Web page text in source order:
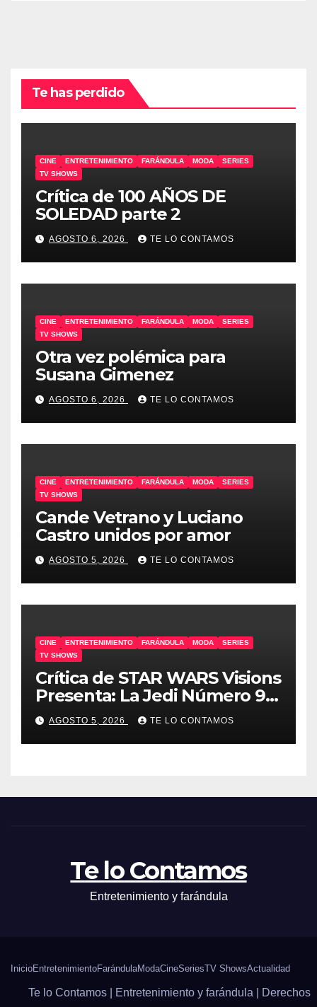
Te has perdido
CINE ENTRETENIMIENTO FARÁNDULA MODA
SERIES
TV SHOWS
Crítica de 100 AÑOS DE
SOLEDAD parte 2
AGOSTO 6, 2026 TE LO CONTAMOS
CINE ENTRETENIMIENTO FARÁNDULA MODA
SERIES
TV SHOWS
Otra vez polémica para
Susana Gimenez
AGOSTO 6, 2026 TE LO CONTAMOS
CINE ENTRETENIMIENTO FARÁNDULA MODA
SERIES
TV SHOWS
Cande Vetrano y Luciano
Castro unidos por amor
AGOSTO 5, 2026 TE LO CONTAMOS
CINE ENTRETENIMIENTO FARÁNDULA MODA
SERIES
TV SHOWS
Crítica de STAR WARS Visions
Presenta: La Jedi Número 9 |
SIN SPOILERS
AGOSTO 5, 2026 TE LO CONTAMOS
Te lo Contamos
Entretenimiento y farándula
InicioEntretenimientoFarándulaModaCineSeriesTV ShowsActualidad